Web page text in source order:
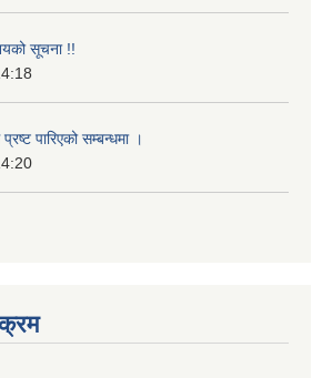
सूचना !!
पारिएको सम्बन्धमा ।